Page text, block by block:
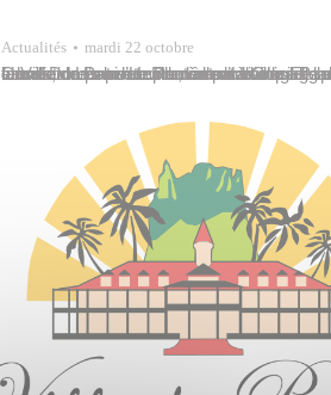
Actualités mardi 22 octobre
La ville de Papeete procèdera à l’élagage des arbres, dans la rue Dumont d’Urville. Elle sera fermée de l’avenue Pouvanaa a Oopa à la rue Cassiau. Les riverains des servitudes Papeete Nui et Villierme seront orientés par la rue Lagarde vers la rue Dumont d’Urville, à contresens de la circulation pour accéder à leur domicile.…